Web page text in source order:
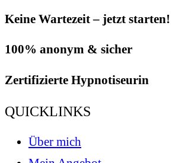
Keine Wartezeit – jetzt starten!
100% anonym & sicher
Zertifizierte Hypnotiseurin
QUICKLINKS
Über mich